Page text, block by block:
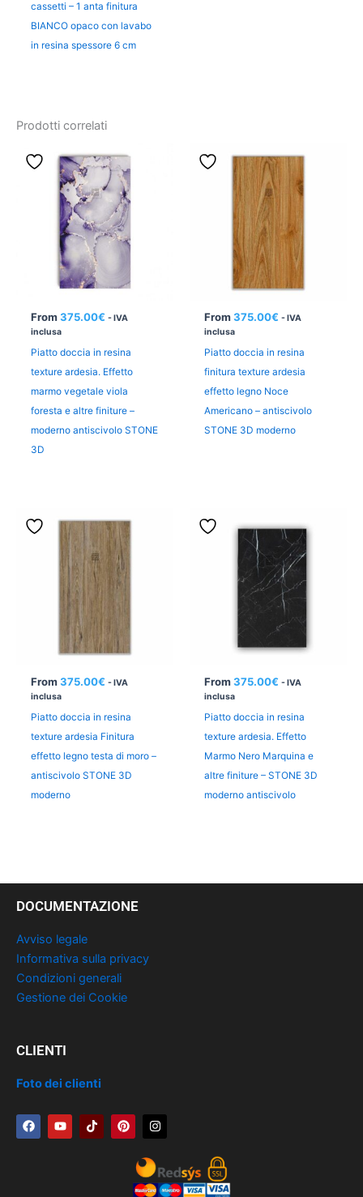
cassetti – 1 anta finitura
BIANCO opaco con lavabo
in resina spessore 6 cm
Prodotti correlati
From 375.00€ - IVA
inclusa
Piatto doccia in resina
texture ardesia. Effetto
marmo vegetale viola
foresta e altre finiture –
moderno antiscivolo STONE
3D
From 375.00€ - IVA
inclusa
Piatto doccia in resina
finitura texture ardesia
effetto legno Noce
Americano – antiscivolo
STONE 3D moderno
From 375.00€ - IVA
inclusa
Piatto doccia in resina
texture ardesia Finitura
effetto legno testa di moro –
antiscivolo STONE 3D
moderno
From 375.00€ - IVA
inclusa
Piatto doccia in resina
texture ardesia. Effetto
Marmo Nero Marquina e
altre finiture – STONE 3D
moderno antiscivolo
DOCUMENTAZIONE
Avviso legale
Informativa sulla privacy
Condizioni generali
Gestione dei Cookie
CLIENTI
Foto dei clienti
F
a
c
Y
o
u
T
i
k
P
i
n
I
n
s
a
g
r